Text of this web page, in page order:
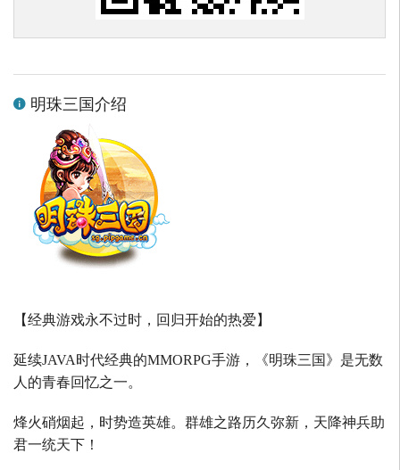
明珠三国介绍
【经典游戏永不过时，回归开始的热爱】
延续JAVA时代经典的MMORPG手游，《明珠三国》是无数
人的青春回忆之一。
烽火硝烟起，时势造英雄。群雄之路历久弥新，天降神兵助
君一统天下！